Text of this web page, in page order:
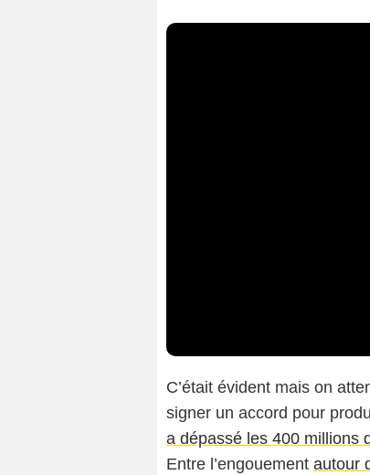
C’était évident mais on
signer un accord pour
a dépassé les 400 millions
Entre l’engouement autour